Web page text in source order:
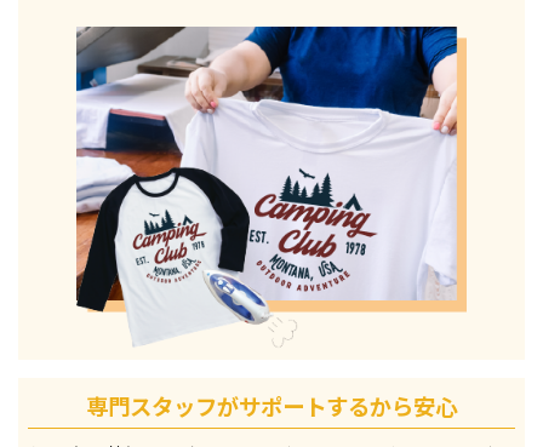
専門スタッフがサポートするから安心